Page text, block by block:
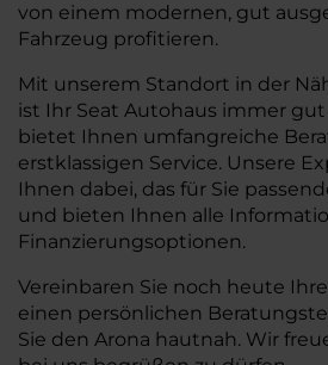
von einem modernen, gut
Fahrzeug profitieren.
Mit unserem Standort in der
ist Ihr Seat Autohaus immer
bietet Ihnen umfangreiche
erstklassigen Service. Unsere
Ihnen dabei, das für Sie
und bieten Ihnen alle
Finanzierungsoptionen.
Vereinbaren Sie noch heute
einen persönlichen
Sie den Arona hautnah. Wir